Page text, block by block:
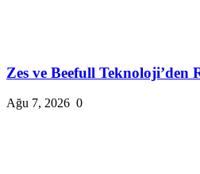
Zes ve Beefull Teknoloji’den
Ağu 7, 2026 0